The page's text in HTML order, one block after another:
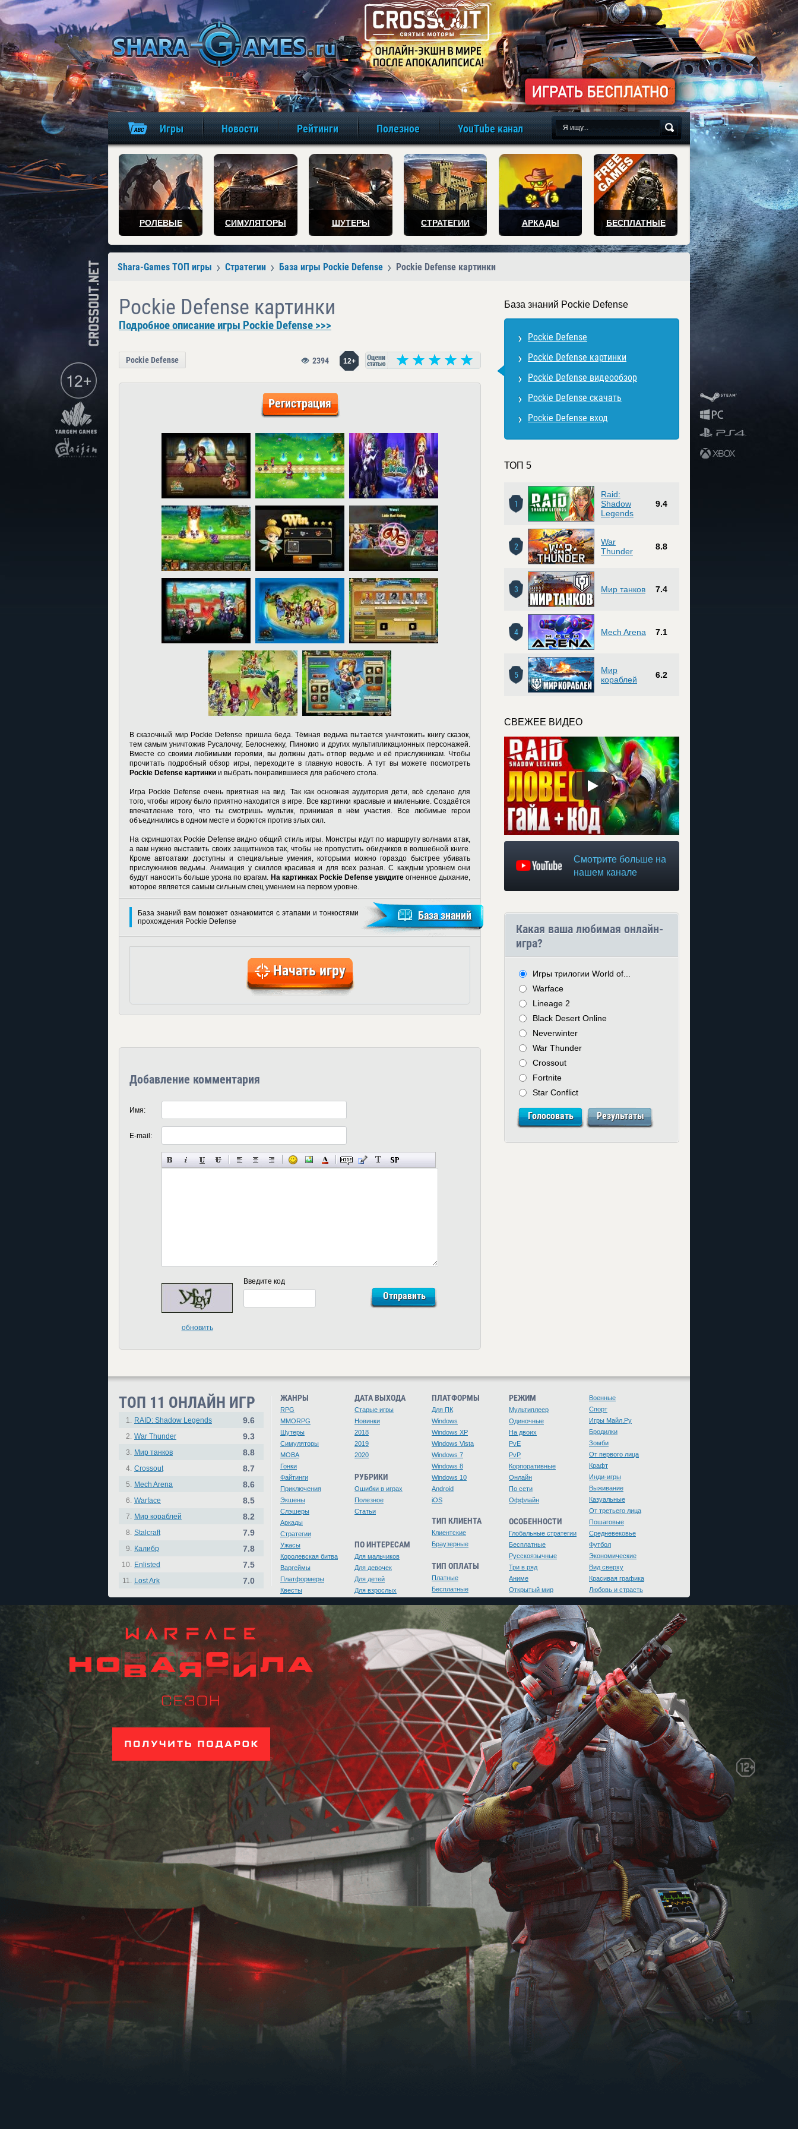
игры онлайн бесплатно
Игры Новости Рейтинги Полезное YouTube канал
РОЛЕВЫЕ СИМУЛЯТОРЫ ШУТЕРЫ СТРАТЕГИИ АРКАДЫ БЕСПЛАТНЫЕ
Shara-Games ТОП игры Стратегии База игры Pockie Defense Pockie Defense картинки
Pockie Defense картинки
Подробное описание игры Pockie Defense >>>
Pockie Defense 12+
2394
Регистрация
В сказочный мир Pockie Defense пришла беда. Тёмная ведьма пытается уничтожить книгу сказок,
тем самым уничтожив Русалочку, Белоснежку, Пинокио и других мультипликационных персонажей.
Вместе со своими любимыми героями, вы должны дать отпор ведьме и её прислужникам. Чтобы
прочитать подробный обзор игры, переходите в главную новость. А тут вы можете посмотреть
Pockie Defense картинки и выбрать понравившиеся для рабочего стола.
Игра Pockie Defense очень приятная на вид. Так как основная аудитория дети, всё сделано для
того, чтобы игроку было приятно находится в игре. Все картинки красивые и миленькие. Создаётся
впечатление того, что ты смотришь мультик, принимая в нём участия. Все любимые герои
объединились в одном месте и борются против злых сил.
На скриншотах Pockie Defense видно общий стиль игры. Монстры идут по маршруту волнами атак,
а вам нужно выставить своих защитников так, чтобы не пропустить обидчиков в волшебной книге.
Кроме автоатаки доступны и специальные умения, которыми можно гораздо быстрее убивать
прислужников ведьмы. Анимация у скиллов красивая и для всех разная. С каждым уровнем они
будут наносить больше урона по врагам. На картинках Pockie Defense увидите огненное дыхание,
которое является самым сильным спец умением на первом уровне.
База знаний вам поможет ознакомится с этапами и тонкостями
прохождения Pockie Defense
База знаний
Начать игру
Добавление комментария
Имя:
E-mail:
обновить
Введите код
База знаний Pockie Defense
Pockie Defense
Pockie Defense картинки
Pockie Defense видеообзор
Pockie Defense скачать
Pockie Defense вход
ТОП 5
1
Raid:
Shadow
Legends
9.4
2
War
Thunder
8.8
3 Мир танков 7.4
4 Mech Arena 7.1
5
Мир
кораблей
6.2
СВЕЖЕЕ ВИДЕО
Смотрите больше на
нашем канале
Какая ваша любимая онлайн-
игра?
Игры трилогии World of...
Warface
Lineage 2
Black Desert Online
Neverwinter
War Thunder
Crossout
Fortnite
Star Conflict
ТОП 11 ОНЛАЙН ИГР
1. RAID: Shadow Legends 9.6
2. War Thunder 9.3
3. Мир танков 8.8
4. Crossout 8.7
5. Mech Arena 8.6
6. Warface 8.5
7. Мир кораблей 8.2
8. Stalcraft 7.9
9. Калибр 7.8
10. Enlisted 7.5
11. Lost Ark 7.0
ЖАНРЫ
RPG
MMORPG
Шутеры
Симуляторы
MOBA
Гонки
Файтинги
Приключения
Экшены
Слэшеры
Аркады
Стратегии
Ужасы
Королевская битва
Варгеймы
Платформеры
Квесты
ДАТА ВЫХОДА
Старые игры
Новинки
2018
2019
2020
РУБРИКИ
Ошибки в играх
Полезное
Статьи
ПО ИНТЕРЕСАМ
Для мальчиков
Для девочек
Для детей
Для взрослых
ПЛАТФОРМЫ
Для ПК
Windows
Windows XP
Windows Vista
Windows 7
Windows 8
Windows 10
Android
iOS
ТИП КЛИЕНТА
Клиентские
Браузерные
ТИП ОПЛАТЫ
Платные
Бесплатные
РЕЖИМ
Мультиплеер
Одиночные
На двоих
PvE
PvP
Корпоративные
Онлайн
По сети
Оффлайн
ОСОБЕННОСТИ
Глобальные стратегии
Бесплатные
Русскоязычные
Три в ряд
Аниме
Открытый мир
Военные
Спорт
Игры Майл.Ру
Бродилки
Зомби
От первого лица
Крафт
Инди-игры
Выживание
Казуальные
От третьего лица
Пошаговые
Средневековье
Футбол
Экономические
Вид сверху
Красивая графика
Любовь и страсть